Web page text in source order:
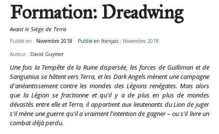
Formation: Dreadwing
Avant le Siège de Terra
Publié en : Novembre 2018 Publié en français : Novembre 2018
Auteur : David Guymer
Une fois la Tempête de la Ruine dispersée, les forces de Guilliman et de
Sanguinius se hâtent vers Terra, et les Dark Angels mènent une campagne
d'anéantissement contre les mondes des Légions renégates. Mais alors
que la Légion se fractionne et qu'il y a de plus en plus de mondes
dévastés entre elle et Terra, il appartient aux lieutenants du Lion de juger
s'il mène une guerre qu'il a vraiment l'intention de gagner – ou s'il livre un
combat déjà perdu.